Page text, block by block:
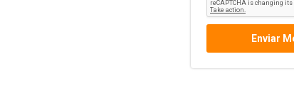
Enviar